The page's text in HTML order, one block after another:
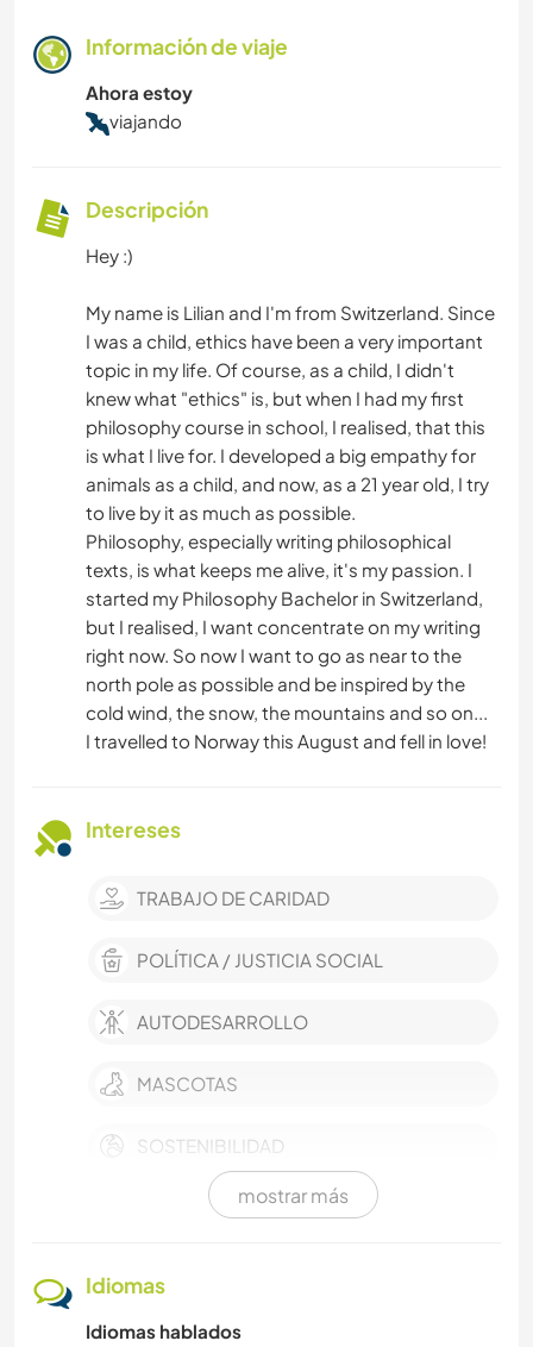
Información de viaje
Ahora estoy
viajando
Descripción
Hey :)
My name is Lilian and I'm from Switzerland. Since
I was a child, ethics have been a very important
topic in my life. Of course, as a child, I didn't
knew what "ethics" is, but when I had my first
philosophy course in school, I realised, that this
is what I live for. I developed a big empathy for
animals as a child, and now, as a 21 year old, I try
to live by it as much as possible.
Philosophy, especially writing philosophical
texts, is what keeps me alive, it's my passion. I
started my Philosophy Bachelor in Switzerland,
but I realised, I want concentrate on my writing
right now. So now I want to go as near to the
north pole as possible and be inspired by the
cold wind, the snow, the mountains and so on...
I travelled to Norway this August and fell in love!
Intereses
TRABAJO DE CARIDAD
POLÍTICA / JUSTICIA SOCIAL
AUTODESARROLLO
MASCOTAS
SOSTENIBILIDAD
VEGETARIANO O VEGANO
LIBROS
mostrar más
Idiomas
Idiomas hablados